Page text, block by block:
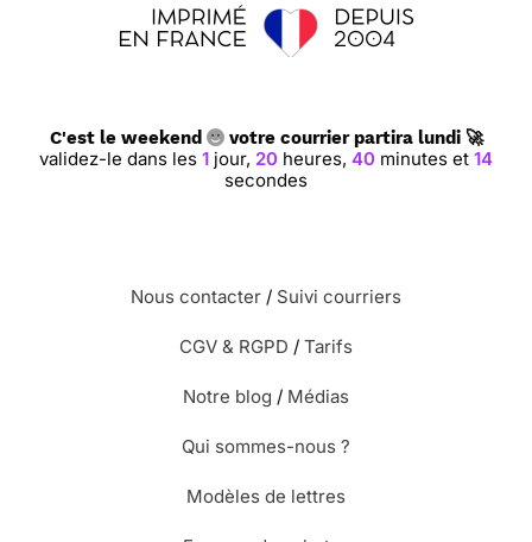
C'est le weekend votre courrier partira lundi 🚀
validez-le dans les 1 jour, 20 heures, 40 minutes et 13
secondes
Nous contacter / Suivi courriers
CGV & RGPD / Tarifs
Notre blog / Médias
Qui sommes-nous ?
Modèles de lettres